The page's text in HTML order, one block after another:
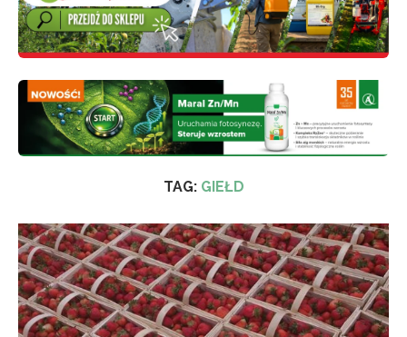
TAG: GIEŁD